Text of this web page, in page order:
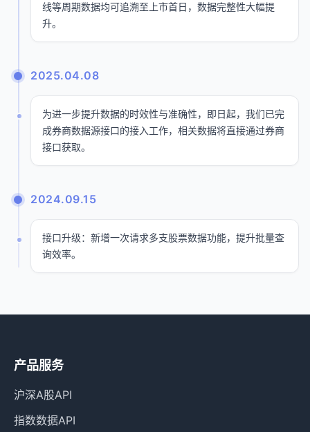
线等周期数据均可追溯至上市首日，数据完整性大幅提
升。
2025.04.08
为进一步提升数据的时效性与准确性，即日起，我们已完
成券商数据源接口的接入工作，相关数据将直接通过券商
接口获取。
2024.09.15
接口升级：新增一次请求多支股票数据功能，提升批量查
询效率。
产品服务
沪深A股API
指数数据API